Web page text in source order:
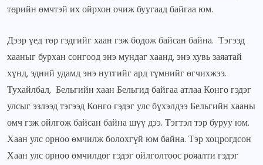
төрийн өмчтэй их ойрхон очиж буугаад байгаа юм.
Дээр үед төр гэдгийг хаан гэж бодож байсан байна. Тэгээд
хааныг бурхан сонгоод энэ мундаг хаанд, энэ хувь заяатай
хүнд, эдний удамд энэ нутгийг ард түмнийг өгчихжээ.
Тухайлбал, Бельгийн хаан Бельгид байгаа атлаа Конго гэдэг
улсыг эзлээд тэгээд Конго гэдэг улс бүхэлдээ Бельгийн хааны
өмч гэж ойлгож байсан байна шүү дээ. Тэгтэл тэр буруу юм.
Хаан улс орноо өмчилж болохгүй юм байна. Тэр хоцрогдсон
Хаан улс орноо өмчилдөг гэдэг ойлголтоос рояалти гэдэг